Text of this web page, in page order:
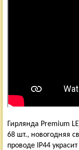
Гирлянда Premium
68 шт., новогодняя
проводе IP44